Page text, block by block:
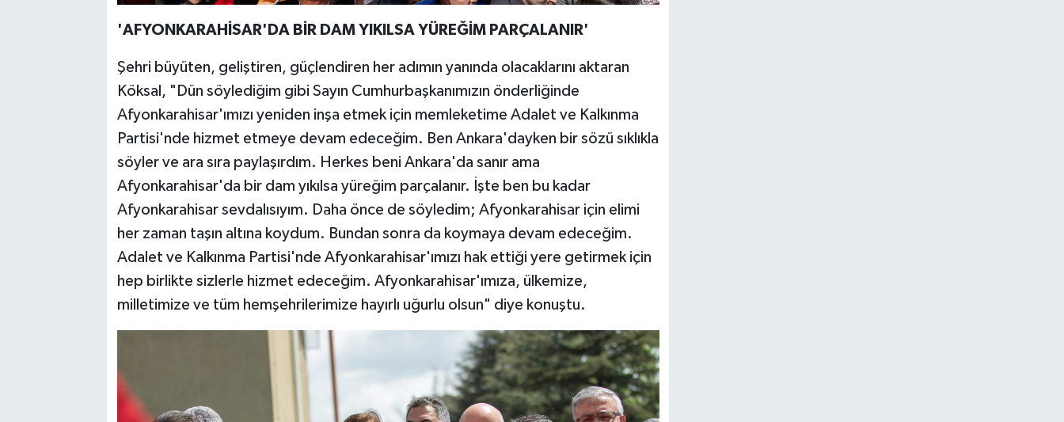
'AFYONKARAHİSAR'DA BİR DAM YIKILSA YÜREĞİM PARÇALANIR'
Şehri büyüten, geliştiren, güçlendiren her adımın yanında olacaklarını aktaran
Köksal, "Dün söylediğim gibi Sayın Cumhurbaşkanımızın önderliğinde
Afyonkarahisar'ımızı yeniden inşa etmek için memleketime Adalet ve Kalkınma
Partisi'nde hizmet etmeye devam edeceğim. Ben Ankara'dayken bir sözü sıklıkla
söyler ve ara sıra paylaşırdım. Herkes beni Ankara'da sanır ama
Afyonkarahisar'da bir dam yıkılsa yüreğim parçalanır. İşte ben bu kadar
Afyonkarahisar sevdalısıyım. Daha önce de söyledim; Afyonkarahisar için elimi
her zaman taşın altına koydum. Bundan sonra da koymaya devam edeceğim.
Adalet ve Kalkınma Partisi'nde Afyonkarahisar'ımızı hak ettiği yere getirmek için
hep birlikte sizlerle hizmet edeceğim. Afyonkarahisar'ımıza, ülkemize,
milletimize ve tüm hemşehrilerimize hayırlı uğurlu olsun" diye konuştu.